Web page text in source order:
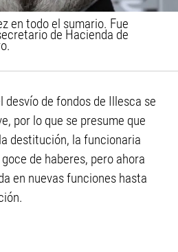
en todo el sumario. Fue
de Hacienda de
desvío de fondos de Illesca se
por lo que se presume que
destitución, la funcionaria
de haberes, pero ahora
en nuevas funciones hasta